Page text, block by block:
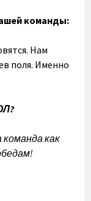
команды:
Нам
поля. Именно
как